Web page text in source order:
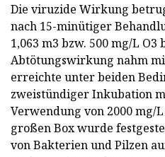
Die viruzide Wirkung
nach 15-minütiger
1,063 m3 bzw. 500 mg/L O3
Abtötungswirkung nahm
erreichte unter beiden
zweistündiger Inkubation
Verwendung von 2000 mg/
großen Box wurde
von Bakterien und Pilzen